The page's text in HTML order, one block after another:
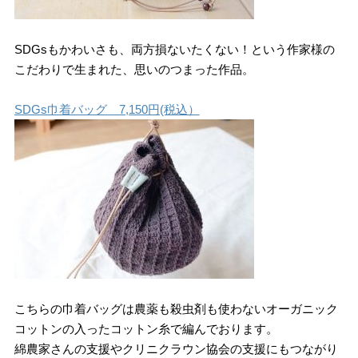
SDGsもかわいさも、両方損ないたくない！という作家様の
こだわりで生まれた、思いのつまった作品。
SDGs巾着バッグ 7,150円(税込）
こちらの巾着バッグは農薬も殺虫剤も使わないオーガニック
コットンの入ったコットン糸で編んでおります。
綿農家さんの支援やクリニクラウン協会の支援にもつながり